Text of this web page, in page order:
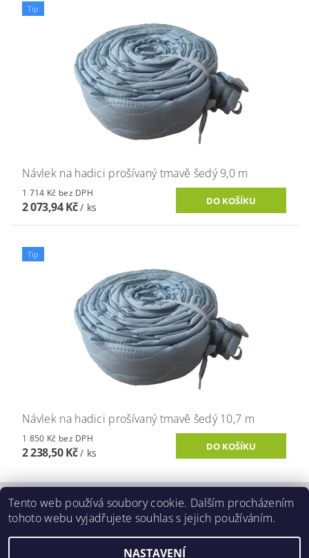
Tip
Návlek na hadici prošívaný tmavě šedý 9,0 m
1 714 Kč bez DPH
2 073,94 Kč/ ks
Tip
Návlek na hadici prošívaný tmavě šedý 10,7 m
1 850 Kč bez DPH
2 238,50 Kč/ ks
O Beam | Ochrana osobních údajů (GDPR) |
Povinné údaje o firmě dle Zákona 90/2012 Sb.
Tento web používá soubory cookie. Dalším procházením
tohoto webu vyjadřujete souhlas s jejich používáním.
NASTAVENÍ